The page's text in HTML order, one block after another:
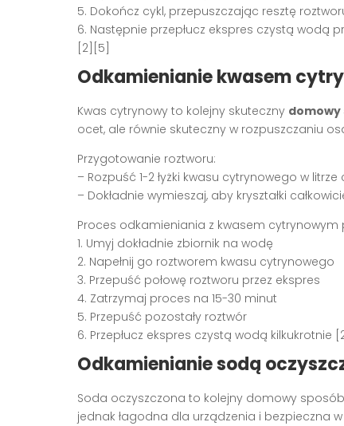
5. Dokończ cykl, przepuszczając resztę
6. Następnie przepłucz ekspres czystą wodą
[2][5]
Odkamienianie kwasem
Kwas cytrynowy to kolejny skuteczny domowy
ocet, ale równie skuteczny w rozpuszczaniu
Przygotowanie roztworu:
– Rozpuść 1-2 łyżki kwasu cytrynowego w litrze
– Dokładnie wymieszaj, aby kryształki
Proces odkamieniania z kwasem
1. Umyj dokładnie zbiornik na wodę
2. Napełnij go roztworem kwasu cytrynowego
3. Przepuść połowę roztworu przez ekspres
4. Zatrzymaj proces na 15-30 minut
5. Przepuść pozostały roztwór
6. Przepłucz ekspres czystą wodą kilkukrotnie
Odkamienianie sodą
Soda oczyszczona to kolejny domowy
jednak łagodna dla urządzenia i bezpieczna